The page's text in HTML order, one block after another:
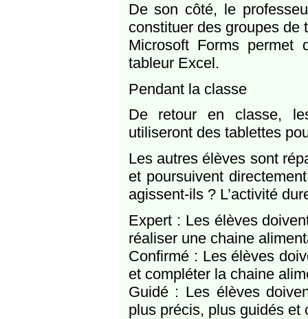
De son côté, le
constituer des groupes de
Microsoft Forms permet
tableur Excel.
Pendant la classe
De retour en classe,
utiliseront des tablettes
Les autres élèves sont
et poursuivent
agissent-ils ? L’activité
Expert : Les élèves
réaliser une chaine
Confirmé : Les élèves
et compléter la chaine
Guidé : Les élèves
plus précis, plus guidés et